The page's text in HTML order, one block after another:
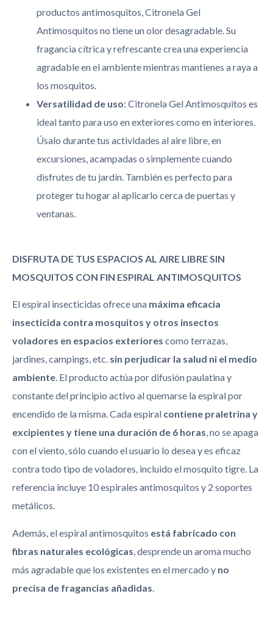
productos antimosquitos, Citronela Gel
Antimosquitos no tiene un olor desagradable. Su
fragancia cítrica y refrescante crea una experiencia
agradable en el ambiente mientras mantienes a raya a
los mosquitos.
Versatilidad de uso: Citronela Gel Antimosquitos es
ideal tanto para uso en exteriores como en interiores.
Úsalo durante tus actividades al aire libre, en
excursiones, acampadas o simplemente cuando
disfrutes de tu jardín. También es perfecto para
proteger tu hogar al aplicarlo cerca de puertas y
ventanas.
DISFRUTA DE TUS ESPACIOS AL AIRE LIBRE SIN
MOSQUITOS CON FIN ESPIRAL ANTIMOSQUITOS
El espiral insecticidas ofrece una máxima eficacia
insecticida contra mosquitos y otros insectos
voladores en espacios exteriores como terrazas,
jardines, campings, etc. sin perjudicar la salud ni el medio
ambiente. El producto actúa por difusión paulatina y
constante del principio activo al quemarse la espiral por
encendido de la misma. Cada espiral contiene praletrina y
excipientes y tiene una duración de 6 horas, no se apaga
con el viento, sólo cuando el usuario lo desea y es eficaz
contra todo tipo de voladores, incluido el mosquito tigre. La
referencia incluye 10 espirales antimosquitos y 2 soportes
metálicos.
Además, el espiral antimosquitos está fabricado con
fibras naturales ecológicas , desprende un aroma mucho
más agradable que los existentes en el mercado y no
precisa de fragancias añadidas